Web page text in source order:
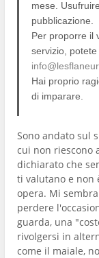
mese.
pubblicazione.
Per proporre il
servizio,
Hai proprio
di imparare.
Sono andato sul
cui non riescono
dichiarato che
ti valutano e non
opera. Mi
perdere
guarda, una
rivolgersi in
come il maiale,